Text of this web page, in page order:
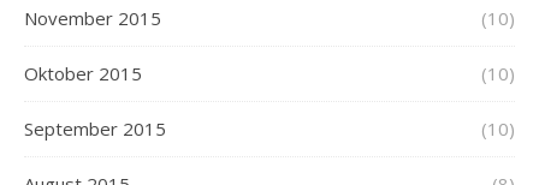
November 2015 (10)
Oktober 2015 (10)
September 2015 (10)